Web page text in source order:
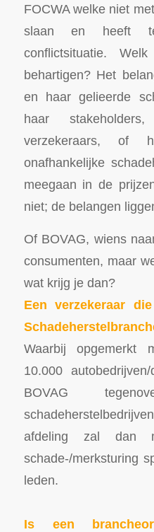
FOCWA welke niet
slaan en heeft
conflictsituatie.
behartigen? Het
en haar gelieerde
haar
verzekeraars, of
onafhankelijke
meegaan in de
niet; de belangen
Of BOVAG, wiens
consumenten, maar
wat krijg je dan?
Een verzekeraar
Waarbij opgemerkt
10.000
BOVAG
afdeling zal dan
schade-/merksturing
leden.
Is een